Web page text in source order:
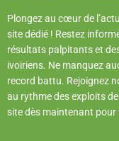
Plongez au cœur de
site dédié ! Restez
résultats palpitants et
ivoiriens. Ne manquez
record battu. Rejoignez
au rythme des exploits
site dès maintenant pour